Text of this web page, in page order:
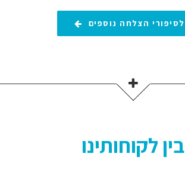
לסיפורי הצלחה נוספים
בין לקוחותינו